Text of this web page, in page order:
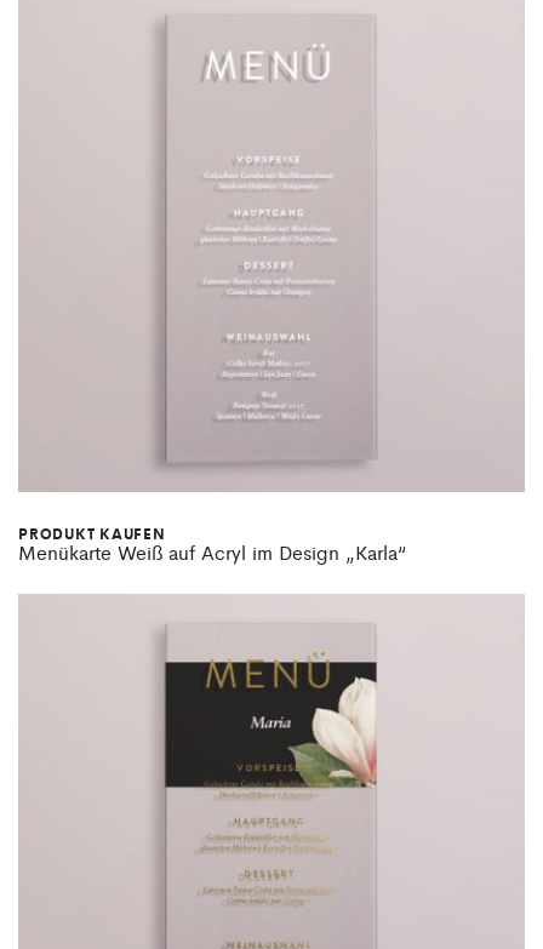
PRODUKT KAUFEN
Menükarte Weiß auf Acryl im Design „Karla“